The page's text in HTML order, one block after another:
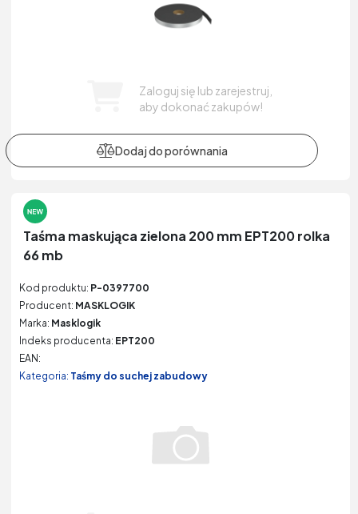
Zaloguj się lub zarejestruj,
aby dokonać zakupów!
Taśma maskująca zielona 200 mm EPT200 rolka
66 mb
Kod produktu: P-0397700
Producent: MASKLOGIK
Marka: Masklogik
Indeks producenta: EPT200
EAN:
Kategoria: Taśmy do suchej zabudowy